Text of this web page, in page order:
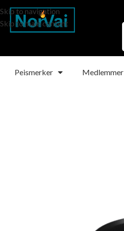
Skip to navigation
Skip to main content
Peismerker Medlemmer